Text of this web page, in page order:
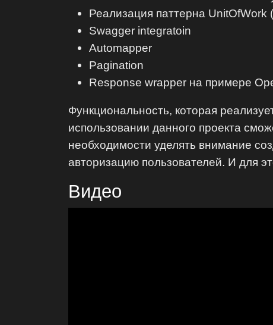
Реализация паттерна
Swagger integratoin
Automapper
Pagination
Response wrapper на примере
Функциональность, которая
использовании данного проекта
необходимости уделять внимание
авторизацию пользователей. И для
Видео